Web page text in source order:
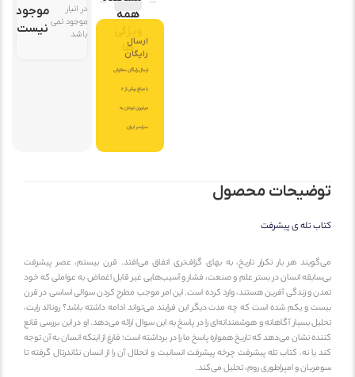
همه
هاارسال
رایگان
ارسال رایگان سفارش
با مبلغ بیش از 2
میلیون تومان به
سراسر ایران.
در انبار
موجود نمی
موجود
نیست
توضیحات محصول
کتاب تله ی پیشرفت
می‌گویند هر بار تکرار تاریخ، به بهای گزاف‌تری اتفاق می‌افتد. قرن بیستم، عصر پیشرفت
بی‌سابقه انسان در بستر علم و صنعت، فشار و آسیب‌هایی غیر قابل اغماض به عواملی که خود
تمدن و زندگی آفرین هستند، وارد کرده است. این امر موجب مطرح کردن سوالی اساسی در قرن
بیست و یکم شده است که چه مدت دیگر این فرایند می‌تواند ادامه داشته باشد؟ رونالد رایت،
تحلیل بسیار آگاهانه و هوشمندانه‌ای را در پاسخ به این سوال ارائه می‌دهد. او در این بررسی قانع
کننده نشان می‌دهد که تاریخ همواره پاسخ ما را در برداشته است؛ فارغ از اینکه انسان به آن توجه
کند یا نه. کتاب تله پیشرفت چرخه پیشرفت انسانیت و انحلال آن را از انسان نئاندرتال گرفته تا
سومریان و امپراطوری روم، تحلیل می‌کند.